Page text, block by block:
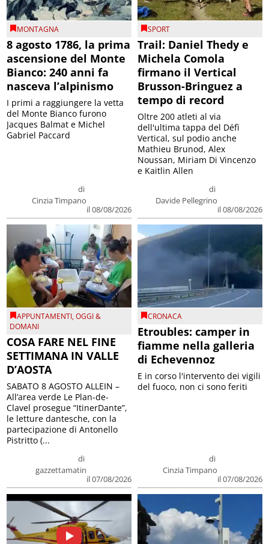
MONTAGNA
8 agosto 1786, la prima
ascensione del Monte
Bianco: 240 anni fa
nasceva l’alpinismo
di
Cinzia Timpano
il 08/08/2026
I primi a raggiungere la vetta
del Monte Bianco furono
Jacques Balmat e Michel
Gabriel Paccard
SPORT
Trail: Daniel Thedy e
Michela Comola
firmano il Vertical
Brusson-Bringuez a
tempo di record
di
Davide Pellegrino
il 08/08/2026
Oltre 200 atleti al via
dell'ultima tappa del Défì
Vertical, sul podio anche
Mathieu Brunod, Alex
Noussan, Miriam Di Vincenzo
e Kaitlin Allen
APPUNTAMENTI,OGGI &
DOMANI
COSA FARE NEL FINE
SETTIMANA IN VALLE
D’AOSTA
di
gazzettamatin
il 07/08/2026
SABATO 8 AGOSTO ALLEIN –
All’area verde Le Plan-de-
Clavel prosegue “ItinerDante”,
le letture dantesche, con la
partecipazione di Antonello
Pistritto (...
CRONACA
Etroubles: camper in
fiamme nella galleria
di Echevennoz
di
Cinzia Timpano
il 07/08/2026
E in corso l'intervento dei vigili
del fuoco, non ci sono feriti